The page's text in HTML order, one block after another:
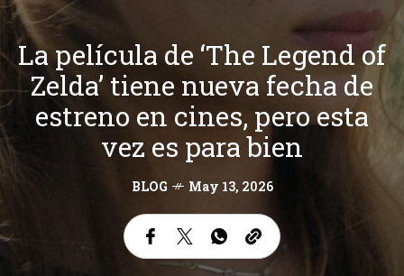
La película de ‘The Legend of
Zelda’ tiene nueva fecha de
estreno en cines, pero esta
vez es para bien
BLOG May 13, 2026